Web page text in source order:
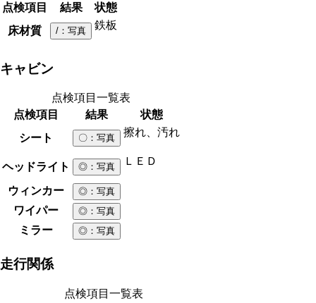
点検項目
結果
状態
床材質
/ ：写真 鉄板
キャビン
点検項目一覧表
点検項目
結果
状態
シート
〇 ：写真 擦れ、汚れ
ヘッドライト ◎ ：写真 ＬＥＤ
ウィンカー ◎ ：写真
ワイパー ◎ ：写真
ミラー ◎ ：写真
走行関係
点検項目一覧表